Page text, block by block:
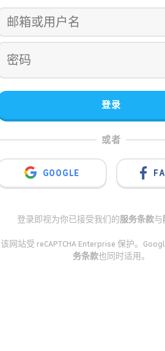
登录
或者
GOOGLE
登录即视为你已接受我们的服务条款与
该网站受 reCAPTCHA Enterprise 保护。
务条款也同时适用。